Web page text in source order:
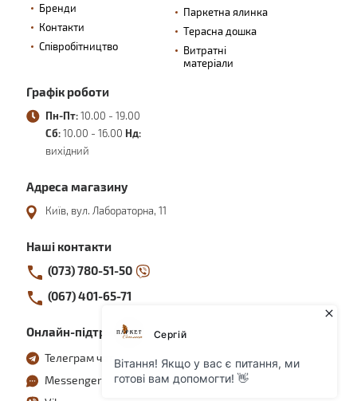
Бренди
Контакти
Співробітництво
Паркетна ялинка
Терасна дошка
Витратні
матеріали
Графік роботи
Пн-Пт: 10.00 - 19.00
Сб: 10.00 - 16.00 Нд:
вихідний
Адреса магазину
Київ, вул. Лабораторна, 11
Наші контакти
(073) 780-51-50
(067) 401-65-71
Онлайн-підтримка
Телеграм чат
Messenger